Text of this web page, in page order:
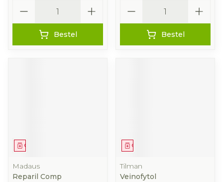
Bestel Bestel
Geneesmiddel
Madaus
Reparil Comp
Geneesmiddel
Tilman
Veinofytol